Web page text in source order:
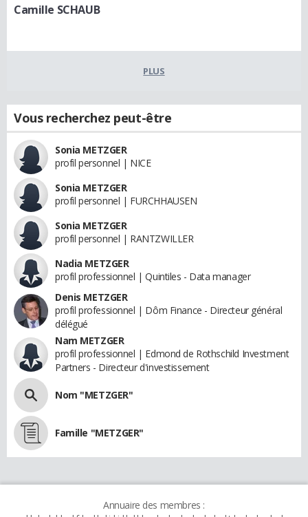
Camille SCHAUB
PLUS
Vous recherchez peut-être
Sonia METZGER
profil personnel | NICE
Sonia METZGER
profil personnel | FURCHHAUSEN
Sonia METZGER
profil personnel | RANTZWILLER
Nadia METZGER
profil professionnel | Quintiles - Data manager
Denis METZGER
profil professionnel | Dôm Finance - Directeur général
délégué
Nam METZGER
profil professionnel | Edmond de Rothschild Investment
Partners - Directeur d'investissement
Nom "METZGER"
Famille "METZGER"
Annuaire des membres :